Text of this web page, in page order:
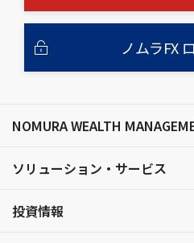
ノムラFX
NOMURA WEALTH
ソリューション・サービス
投資情報